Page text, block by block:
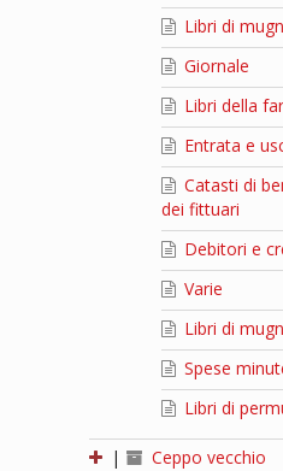
Libri di
Giornale
Libri della
Entrata e
Catasti di
dei fittuari
Debitori e
Varie
Libri di
Spese
Libri di
|
Ceppo vecchio